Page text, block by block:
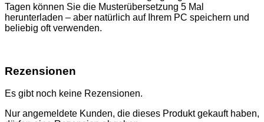
Tagen können Sie die Musterübersetzung 5 Mal
herunterladen – aber natürlich auf Ihrem PC speichern und
beliebig oft verwenden.
Rezensionen
Es gibt noch keine Rezensionen.
Nur angemeldete Kunden, die dieses Produkt gekauft haben,